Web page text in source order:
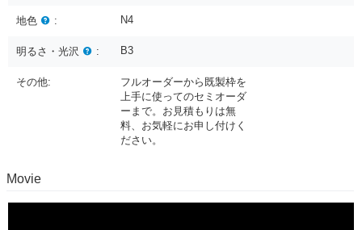
地色 : N4
明るさ・光沢 : B3
その他:
フルオーダーから既製枠を
上手に使ってのセミオーダ
ーまで。お見積もりは無
料、お気軽にお申し付けく
ださい。
Movie